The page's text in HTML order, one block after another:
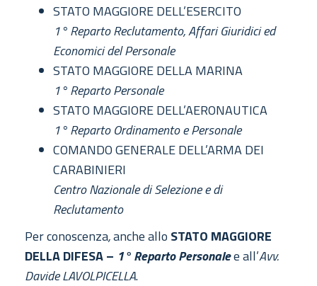
STATO MAGGIORE DELL’ESERCITO
1° Reparto Reclutamento, Affari Giuridici ed
Economici del Personale
STATO MAGGIORE DELLA MARINA
1° Reparto Personale
STATO MAGGIORE DELL’AERONAUTICA
1° Reparto Ordinamento e Personale
COMANDO GENERALE DELL’ARMA DEI
CARABINIERI
Centro Nazionale di Selezione e di
Reclutamento
Per conoscenza,anche allo STATO MAGGIORE
DELLA DIFESA – 1° Reparto Personalee all’Avv.
Davide LAVOLPICELLA.